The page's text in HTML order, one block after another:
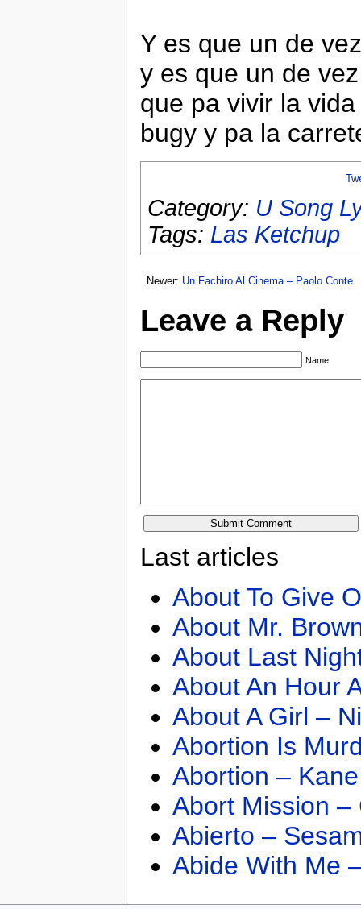
Y es que un de
y es que un de
que pa vivir la
bugy y pa la
Category: U Song
Tags: Las Ketchup
Newer: Un Fachiro Al Cinema – Paolo Conte
Leave a Reply
Name
Last articles
About To Give
About Mr.
About Last
About An Hour
About A Girl –
Abortion Is
Abortion –
Abort Mission –
Abierto –
Abide With Me